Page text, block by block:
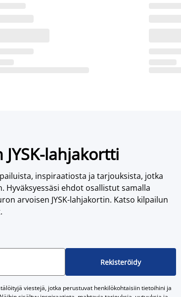
lahjakortti
inspiraatiosta ja tarjouksista, jotka
ehdot osallistut samalla
arvoisen JYSK-lahjakortin. Katso kilpailun
Rekisteröidy
viestejä, jotka perustuvat henkilökohtaisiin tietoihini ja